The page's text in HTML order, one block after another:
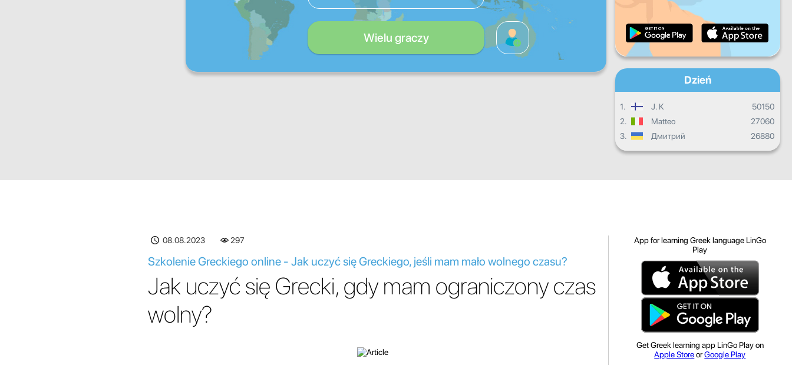
Wielu graczy Ogólny postęp
Dzień
1. J. K
50150
2.
Matteo
27060
3.
Дмитрий 26880
08.08.2023 297
Szkolenie Greckiego online - Jak uczyć się Greckiego, jeśli mam mało wolnego czasu?
Jak uczyć się Grecki, gdy mam ograniczony czas
wolny?
App for learning Greek language LinGo
Play
Get Greek learning app LinGo Play on
Apple StoreorGoogle Play